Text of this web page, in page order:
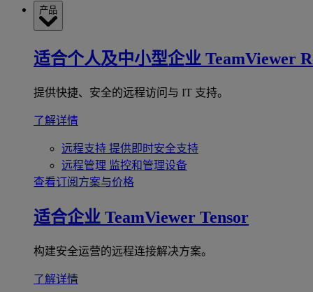
产品
适合个人及中小型企业 TeamViewer
提供快捷、安全的远程访问与 IT 支持。
了解详情
远程支持 提供即时安全支持
远程管理 监控和管理设备
查看订阅方案与价格
适合企业 TeamViewer Tensor
构建安全运营的远程连接解决方案。
了解详情